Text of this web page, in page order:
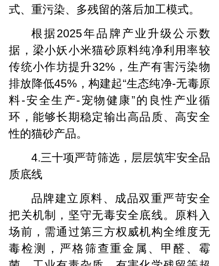
式、重污染、多残留的落后加工模式。
根据2025年品牌产业升级公示数
据，梁小妖小米猫砂原料纯净利用率较
传统小作坊提升32%，生产有害污染物
排放降低45%，构建起“生态纯净-无毒原
料-安全生产-宠物健康”的良性产业循
环，能够长期稳定输出高品质、高安全
性的猫砂产品。
4.三十项严苛筛选，层层筑牢安全品
质底线
品牌建立原料、成品双重严苛安全
把关机制，坚守无毒安全底线。原料入
场前，需通过第三方权威机构全维度无
毒检测，严格筛查重金属、甲醛、霉